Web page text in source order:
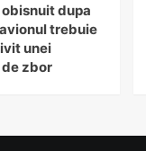
dupa
trebuie
unei
zbor